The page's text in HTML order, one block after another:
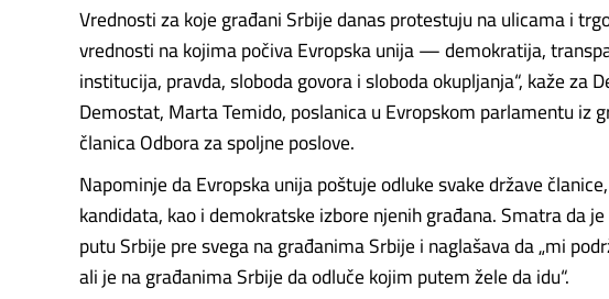
Vrednosti za koje građani Srbije danas protestuju na ulicama i
vrednosti na kojima počiva Evropska unija — demokratija,
institucija, pravda, sloboda govora i sloboda okupljanja“, kaže za
Demostat, Marta Temido, poslanica u Evropskom parlamentu iz
članica Odbora za spoljne poslove.
Napominje da Evropska unija poštuje odluke svake države
kandidata, kao i demokratske izbore njenih građana. Smatra da
putu Srbije pre svega na građanima Srbije i naglašava da „mi
ali je na građanima Srbije da odluče kojim putem žele da idu“.